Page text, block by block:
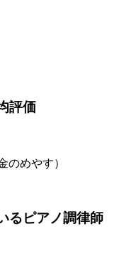
評価
のめやす）
るピアノ調律師